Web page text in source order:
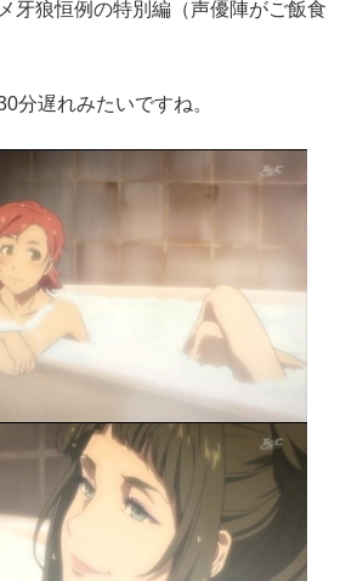
牙狼恒例の特別編（声優陣がご飯食
分遅れみたいですね。